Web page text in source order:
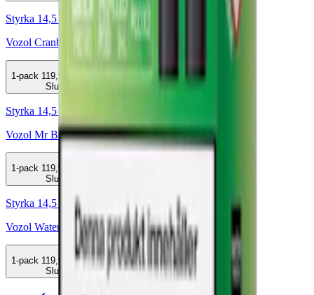
Styrka 14,5 mg · Okänd
Vozol Cranberry Soda 14,5mg Pod 2-pack
1-pack 119,90 kr
Slut
Styrka 14,5 mg · Okänd
Vozol Mr Blue 14,5mg Pod 2-pack
1-pack 119,90 kr
Slut
Styrka 14,5 mg · Okänd
Vozol Watermelon Bubblegum 14,5mg Pod 2-pack
1-pack 119,90 kr
Slut